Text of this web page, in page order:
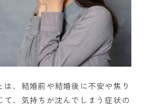
は、結婚前や結婚後に不安や焦り
て、気持ちが沈んでしまう症状の